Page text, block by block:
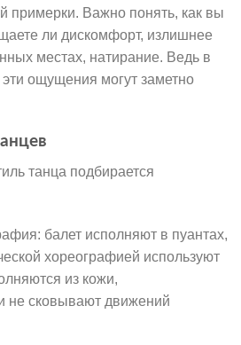
примерки. Важно понять, как вы
ли дискомфорт, излишнее
местах, натирание. Ведь в
ощущения могут заметно
танца подбирается
балет исполняют в пуантах,
хореографией используют
из кожи,
не сковывают движений